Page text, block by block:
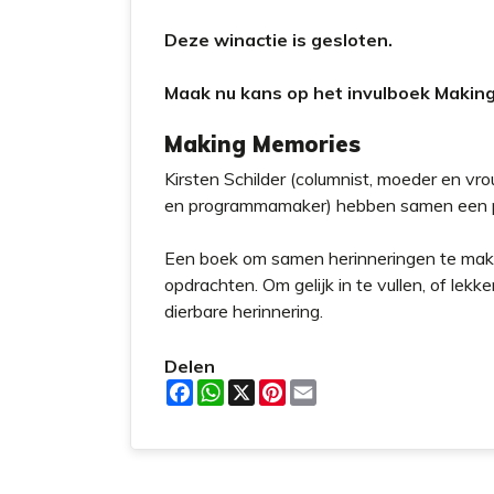
Deze winactie is gesloten.
Maak nu kans op het invulboek
Making Memories
Kirsten Schilder (columnist, moeder en
en programmamaker) hebben samen
Een boek om samen herinneringen te
opdrachten. Om gelijk in te vullen, of
dierbare herinnering.
Delen
F
a
W
h
X
P